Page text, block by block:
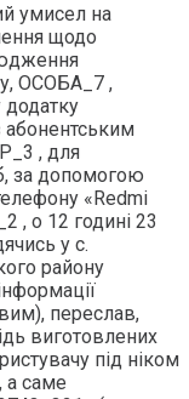
умисел на
щодо
ОСОБА_7 ,
абонентським
, для
за допомогою
«Redmi
, о 12 годині 23
у с.
району
переслав,
виготовлених
під ніком
а саме